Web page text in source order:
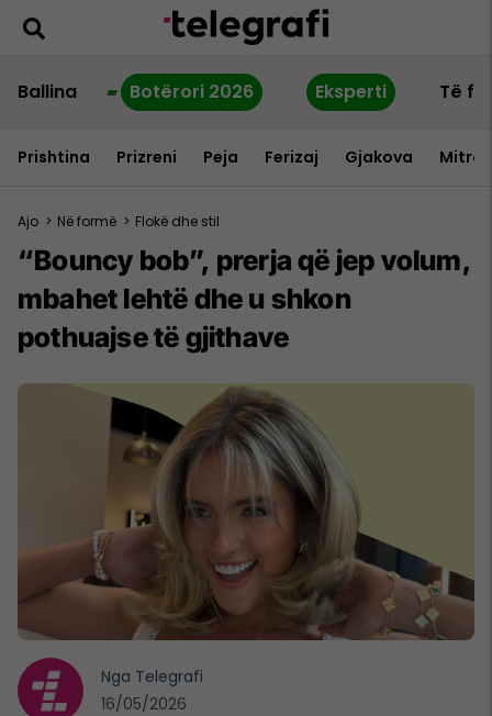
Ballina Botërori 2026 Eksperti Të
Prishtina Prizreni Peja Ferizaj Gjakova
Ajo > Në formë > Flokë dhe stil
“Bouncy bob”, prerja që jep volum,
mbahet lehtë dhe u shkon
pothuajse të gjithave
Nga Telegrafi
16/05/2026